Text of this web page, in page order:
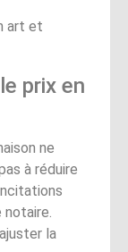
art et
prix en
ne
à réduire
la